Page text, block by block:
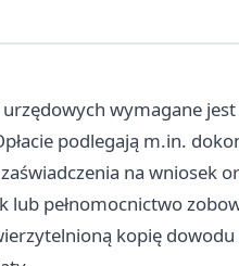
wymagane
podlegają m.in.
na wniosek
lub pełnomocnictwo
kopię